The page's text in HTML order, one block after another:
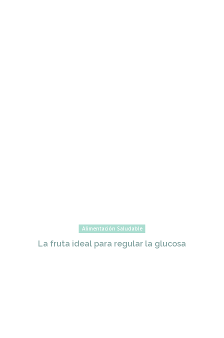
Alimentación Saludable
La fruta ideal para regular la glucosa